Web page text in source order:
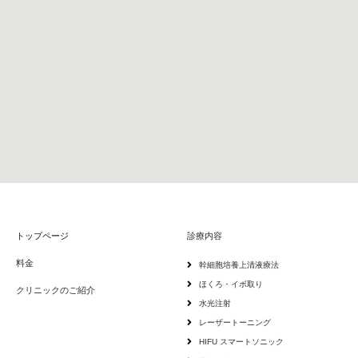
トップページ
料金
クリニックのご紹介
診療内容
幹細胞培養上清液療法
ほくろ・イボ取り
水光注射
レーザートーニング
HIFU スマートソニック